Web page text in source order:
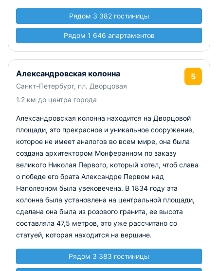
Рядом 3 382 гостиницы
Рядом 1 646 апартаментов
Александровская колонна
Санкт-Петербург, пл. Дворцовая
1.2 км до центра города
5
Александровская колонна находится на Дворцовой
площади, это прекрасное и уникальное сооружение,
которое не имеет аналогов во всем мире, она была
создана архитектором Монферанном по заказу
великого Николая Первого, который хотел, чтоб слава
о победе его брата Александре Первом над
Наполеоном была увековечена. В 1834 году эта
колонна была установлена на центральной площади,
сделана она была из розового гранита, ее высота
составляла 47,5 метров, это уже рассчитано со
статуей, которая находится на вершине.
Рядом 3 383 гостиницы